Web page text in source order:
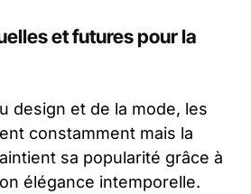
et futures pour la
design et de la mode, les
constamment mais la
sa popularité grâce à
élégance intemporelle.